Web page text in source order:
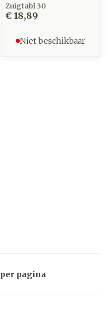
Zuigtabl 30
€ 18,89
Niet beschikbaar
per pagina